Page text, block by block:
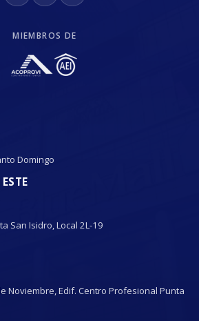
MIEMBROS DE
Domingo
San Isidro, Local 2L-19
Noviembre, Edif. Centro Profesional Punta